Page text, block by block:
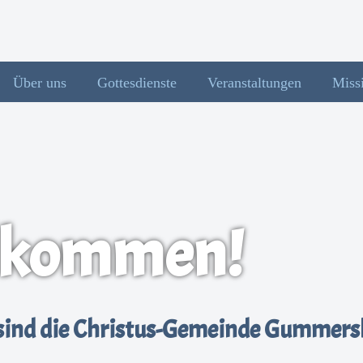
Über uns Gottesdienste Veranstaltungen
die Christus-Gemeinde